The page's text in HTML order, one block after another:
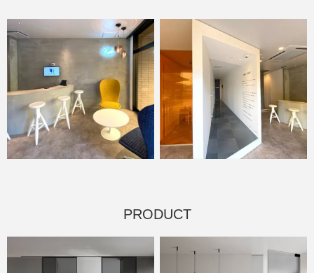
PRODUCT